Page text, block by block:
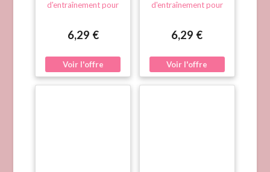
d'entraînement pour
d'éducation canine et
aide à l'obéissance
6,29 €
d'entraînement pour
d'éducation canine et
aide à l'obéissance Le
6,29 €